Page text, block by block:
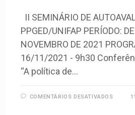
II SEMINÁRIO DE
PPGED/UNIFAP PERÍODO:
NOVEMBRO DE 2021
16/11/2021 - 9h30
“A política de…
COMENTÁRIOS DESATIVADOS